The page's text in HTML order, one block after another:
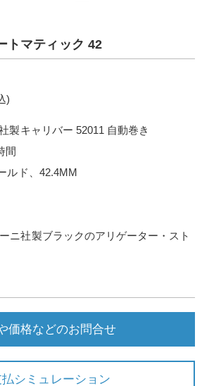
トマティック 42
)
製キャリバー 52011 自動巻き
間
ルド、42.4MM
ニ社製ブラックのアリゲーター・スト
価格などのお問合せ
払シミュレーション